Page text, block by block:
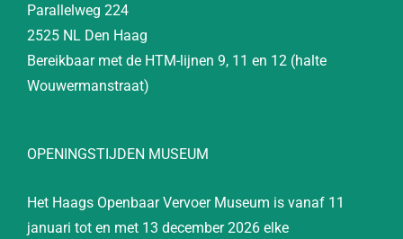
Parallelweg 224
2525 NL Den Haag
Bereikbaar met de HTM-lijnen 9, 11 en 12 (halte
Wouwermanstraat)
OPENINGSTIJDEN MUSEUM
Het Haags Openbaar Vervoer Museum is vanaf 11
januari tot en met 13 december 2026 elke